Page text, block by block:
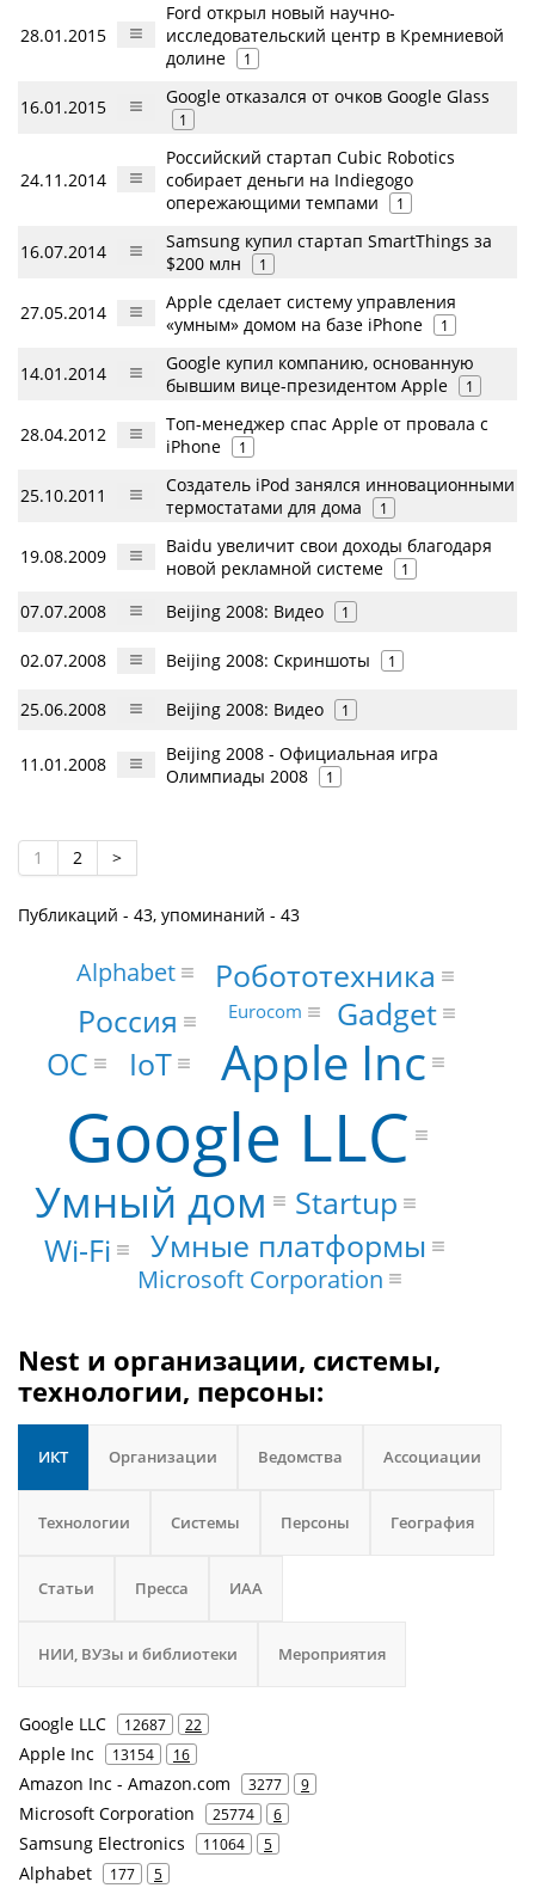
28.01.2015
Ford открыл новый научно-
исследовательский центр в Кремниевой
долине
1
16.01.2015 Google отказался от очков Google Glass
1
24.11.2014
Российский стартап Cubic Robotics
собирает деньги на Indiegogo
опережающими темпами
1
16.07.2014
Samsung купил стартап SmartThings за
$200 млн
1
27.05.2014
Apple сделает систему управления
«умным» домом на базе iPhone
1
14.01.2014
Google купил компанию, основанную
бывшим вице-президентом Apple
1
28.04.2012
Топ-менеджер спас Apple от провала с
iPhone
1
25.10.2011
Создатель iPod занялся инновационными
термостатами для дома
1
19.08.2009
Baidu увеличит свои доходы благодаря
новой рекламной системе
1
07.07.2008 Beijing 2008: Видео 1
02.07.2008 Beijing 2008: Скриншоты 1
25.06.2008 Beijing 2008: Видео 1
11.01.2008
Beijing 2008 - Официальная игра
Олимпиады 2008
1
1 2 >
Публикаций - 43, упоминаний - 43
Google LLC
Apple Inc
Умный дом
IoT
Startup
Wi-Fi
Умные платформы
Gadget
Россия
Робототехника
ОС
Microsoft Corporation
Alphabet
Eurocom
Nest и организации, системы,
технологии, персоны:
ИКТ Организации Ведомства Ассоциации
Технологии Системы Персоны География
Статьи Пресса ИАА
НИИ, ВУЗы и библиотеки Мероприятия
Google LLC 12687 22
Apple Inc 13154 16
Amazon Inc - Amazon.com 3277 9
Microsoft Corporation 25774 6
Samsung Electronics 11064 5
Alphabet 177 5